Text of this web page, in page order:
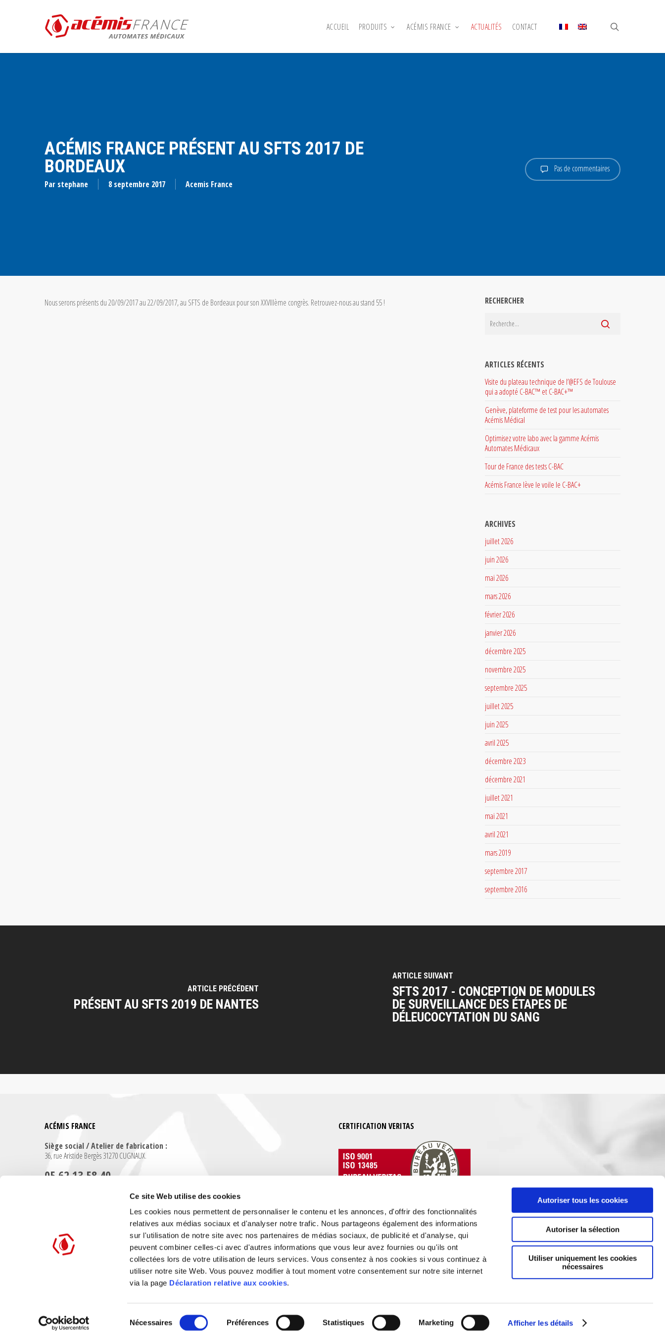
Ce site Web utilise des cookies
Les cookies nous permettent de personnaliser le contenu et les annonces, d'offrir des fonctionnalités
relatives aux médias sociaux et d'analyser notre trafic. Nous partageons également des informations
sur l'utilisation de notre site avec nos partenaires de médias sociaux, de publicité et d'analyse, qui
peuvent combiner celles-ci avec d'autres informations que vous leur avez fournies ou qu'ils ont
collectées lors de votre utilisation de leurs services. Vous consentez à nos cookies si vous continuez à
utiliser notre site Web. Vous pouvez modifier à tout moment votre consentement sur notre site internet
via la page Déclaration relative aux cookies.
du
Nécessaires Préférences Statistiques Marketing Afficher les détails
Autoriser tous les cookies
Autoriser la sélection
Utiliser uniquement les cookies
nécessaires
ACCUEIL PRODUITS ACÉMIS FRANCE ACTUALITÉS CONTACT
ACÉMIS FRANCE PRÉSENT AU SFTS 2017 DE
BORDEAUX
Par stephane 8 septembre 2017 Acemis France
Pas de commentaires
Nous serons présents du 20/09/2017 au 22/09/2017, au SFTS de Bordeaux pour son XXVIIIème congrès. Retrouvez-nous au stand 55 ! RECHERCHER
ARTICLES RÉCENTS
Visite du plateau technique de l’@EFS de Toulouse
qui a adopté C-BAC™ et C-BAC+™
Genève, plateforme de test pour les automates
Acémis Médical
Optimisez votre labo avec la gamme Acémis
Automates Médicaux
Tour de France des tests C-BAC
Acémis France lève le voile le C-BAC+
ARCHIVES
juillet 2026
juin 2026
mai 2026
mars 2026
février 2026
janvier 2026
décembre 2025
novembre 2025
septembre 2025
juillet 2025
juin 2025
avril 2025
décembre 2023
décembre 2021
juillet 2021
mai 2021
avril 2021
mars 2019
septembre 2017
septembre 2016
ARTICLE PRÉCÉDENT
PRÉSENT AU SFTS 2019 DE NANTES
ARTICLE SUIVANT
SFTS 2017 - CONCEPTION DE MODULES
DE SURVEILLANCE DES ÉTAPES DE
DÉLEUCOCYTATION DU SANG
ACÉMIS FRANCE
Siège social / Atelier de fabrication :
36, rue Aristide Bergès 31270 CUGNAUX.
05 62 13 58 40
N'hésitez pas à nous contacter pour toutes informations complémentaires
Nous contacter
CERTIFICATION VERITAS
DESIGN & DÉVELOPPEMENT : STEPHANE RAZAT WEBDESIGNER TOULOUSE
MEDIACANIS